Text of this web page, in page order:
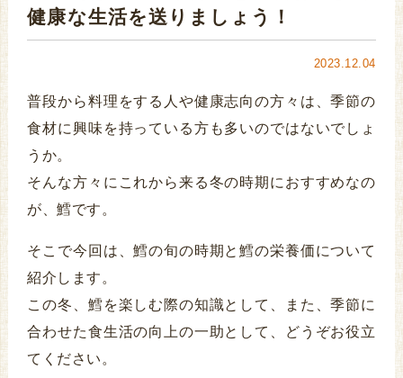
健康な生活を送りましょう！
2023.12.04
普段から料理をする人や健康志向の方々は、季節の
食材に興味を持っている方も多いのではないでしょ
うか。
そんな方々にこれから来る冬の時期におすすめなの
が、鱈です。
そこで今回は、鱈の旬の時期と鱈の栄養価について
紹介します。
この冬、鱈を楽しむ際の知識として、また、季節に
合わせた食生活の向上の一助として、どうぞお役立
てください。